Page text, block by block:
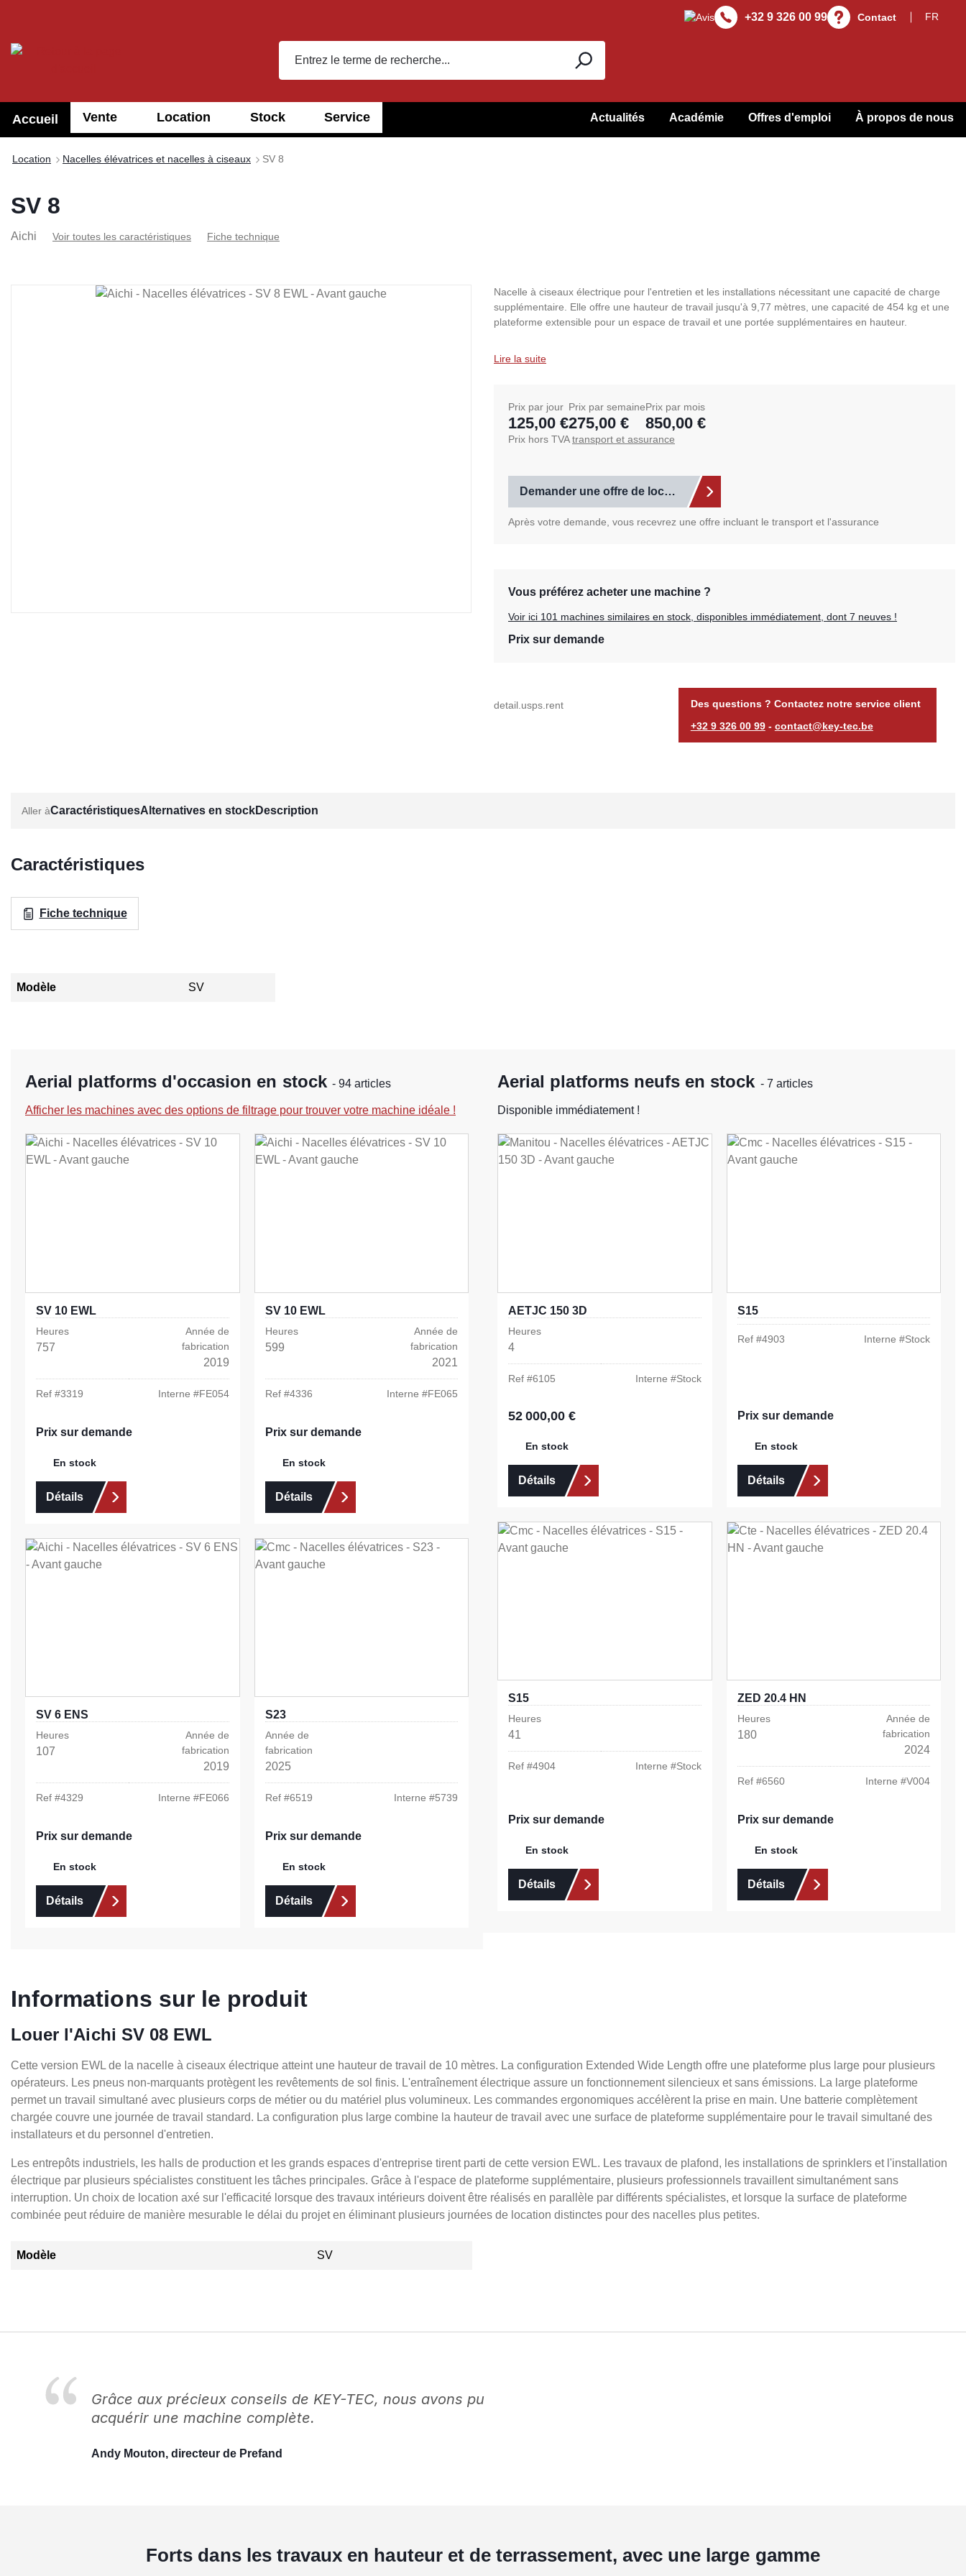
+32 9 326 00 99 Contact
Accueil Vente Location Stock Service Actualités Académie Offres d'emploi À propos de nous
Location Nacelles élévatrices et nacelles à ciseaux SV 8
SV 8
Aichi Voir toutes les caractéristiques Fiche technique
Ignorer la galerie d'images
Nacelle à ciseaux électrique pour l'entretien et les installations nécessitant une capacité de charge
supplémentaire. Elle offre une hauteur de travail jusqu'à 9,77 mètres, une capacité de 454 kg et une
plateforme extensible pour un espace de travail et une portée supplémentaires en hauteur.
Lire la suite
Prix par jour
125,00 €
Prix par semaine
275,00 €
Prix par mois
850,00 €
Prix hors TVAtransport et assurance
Demander une offre de location
Après votre demande, vous recevrez une offre incluant le transport et l'assurance
Vous préférez acheter une machine ?
Voir ici 101 machines similaires en stock, disponibles immédiatement, dont 7 neuves !
Prix sur demande
detail.usps.rent
Des questions ? Contactez notre service client
+32 9 326 00 99- contact@key-tec.be
CaractéristiquesAlternatives en stockDescription
Caractéristiques
Fiche technique
Modèle SV
Aerial platforms d'occasion en stock - 94 articles
Afficher les machines avec des options de filtrage pour trouver votre machine idéale !
SV 10 EWL
Heures
757
Année de
fabrication
2019
Ref #3319 Interne #FE054
Prix sur demande
En stock
Détails
SV 10 EWL
Heures
599
Année de
fabrication
2021
Ref #4336 Interne #FE065
Prix sur demande
En stock
Détails
SV 6 ENS
Heures
107
Année de
fabrication
2019
Ref #4329 Interne #FE066
Prix sur demande
En stock
Détails
S23
Année de
fabrication
2025
Ref #6519 Interne #5739
Prix sur demande
En stock
Détails
Aerial platforms neufs en stock - 7 articles
Disponible immédiatement !
AETJC 150 3D
Heures
4
Ref #6105 Interne #Stock
Prix régulier :
52 000,00 €
En stock
Détails
S15
Ref #4903 Interne #Stock
Prix sur demande
En stock
Détails
S15
Heures
41
Ref #4904 Interne #Stock
Prix sur demande
En stock
Détails
ZED 20.4 HN
Heures
180
Année de
fabrication
2024
Ref #6560 Interne #V004
Prix sur demande
En stock
Détails
Informations sur le produit
Louer l'Aichi SV 08 EWL
Cette version EWL de la nacelle à ciseaux électrique atteint une hauteur de travail de 10 mètres. La configuration Extended Wide Length offre une plateforme plus large pour plusieurs
opérateurs. Les pneus non-marquants protègent les revêtements de sol finis. L'entraînement électrique assure un fonctionnement silencieux et sans émissions. La large plateforme
permet un travail simultané avec plusieurs corps de métier ou du matériel plus volumineux. Les commandes ergonomiques accélèrent la prise en main. Une batterie complètement
chargée couvre une journée de travail standard. La configuration plus large combine la hauteur de travail avec une surface de plateforme supplémentaire pour le travail simultané des
installateurs et du personnel d'entretien.
Les entrepôts industriels, les halls de production et les grands espaces d'entreprise tirent parti de cette version EWL. Les travaux de plafond, les installations de sprinklers et l'installation
électrique par plusieurs spécialistes constituent les tâches principales. Grâce à l'espace de plateforme supplémentaire, plusieurs professionnels travaillent simultanément sans
interruption. Un choix de location axé sur l'efficacité lorsque des travaux intérieurs doivent être réalisés en parallèle par différents spécialistes, et lorsque la surface de plateforme
combinée peut réduire de manière mesurable le délai du projet en éliminant plusieurs journées de location distinctes pour des nacelles plus petites.
Modèle SV
Grâce aux précieux conseils de KEY-TEC, nous avons pu
acquérir une machine complète.
Andy Mouton, directeur de Prefand
Forts dans les travaux en hauteur et de terrassement, avec une large gamme